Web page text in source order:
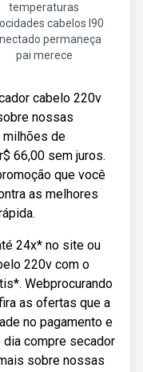
temperaturas
cabelos l90
permaneça
pai merece
cabelo 220v
nossas
de
66,00 sem juros.
que você
as melhores
24x* no site ou
220v com o
Webprocurando
as ofertas que a
no pagamento e
compre secador
sobre nossas